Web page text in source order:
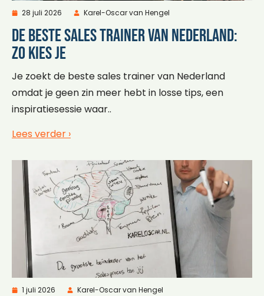
28 juli 2026 Karel-Oscar van Hengel
De beste sales trainer van Nederland:
zo kies je
Je zoekt de beste sales trainer van Nederland
omdat je geen zin meer hebt in losse tips, een
inspiratiesessie waar..
Lees verder ›
1 juli 2026 Karel-Oscar van Hengel